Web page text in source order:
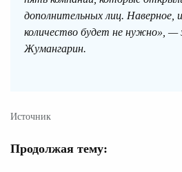
дополнительных лиц. Наверное,
количество будет не нужно», —
Жумангарин.
Источник
Продолжая тему: